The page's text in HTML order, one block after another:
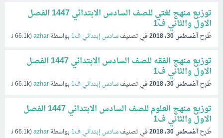
توزيع منهج لغتي للصف السادس الابتدائي 1447 الفصل
الاول والثاني ف1
طُرِحأغسطس 30، 2018 في تصنيفسادس إبتدائي ف1 بواسطةazhar
(
66.1kنقاط)
توزيع منهج الفقه للصف السادس الابتدائي 1447 الفصل
الاول والثاني ف1
طُرِحأغسطس 30، 2018 في تصنيفسادس إبتدائي ف1 بواسطةazhar
(
66.1kنقاط)
توزيع منهج العلوم للصف السادس الابتدائي 1447 الفصل
الاول والثاني ف1
طُرِحأغسطس 30، 2018 في تصنيفسادس إبتدائي ف1 بواسطةazhar
(
66.1kنقاط)